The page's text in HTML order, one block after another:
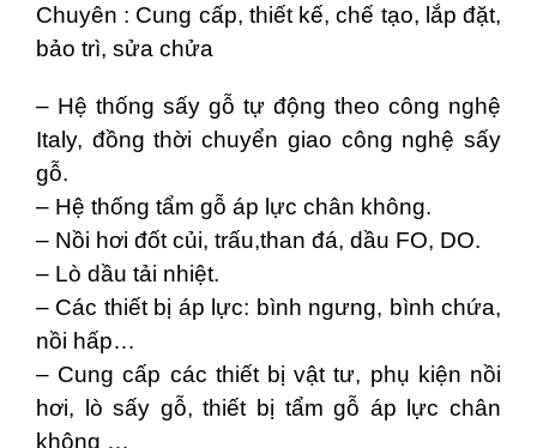
Chuyên : Cung cấp, thiết kế, chế tạo, lắp đặt,
bảo trì, sửa chửa
– Hệ thống sấy gỗ tự động theo công nghệ
Italy, đồng thời chuyển giao công nghệ sấy
gỗ.
– Hệ thống tẩm gỗ áp lực chân không.
– Nồi hơi đốt củi, trấu,than đá, dầu FO, DO.
– Lò dầu tải nhiệt.
– Các thiết bị áp lực: bình ngưng, bình chứa,
nồi hấp…
– Cung cấp các thiết bị vật tư, phụ kiện nồi
hơi, lò sấy gỗ, thiết bị tẩm gỗ áp lực chân
không …